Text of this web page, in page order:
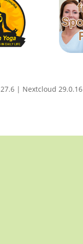
| Nextcloud 29.0.16